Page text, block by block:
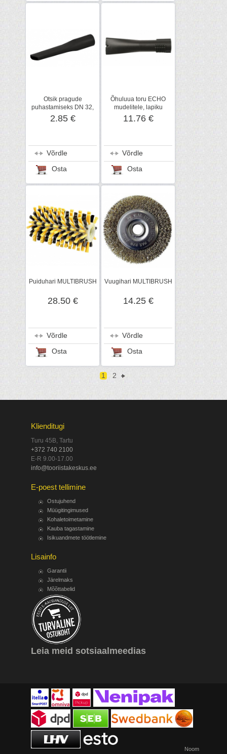
Otsik pragude
puhastamiseks DN 32,
Kärcher
2.85 €
Võrdle
Osta
Õhuluua toru ECHO
mudelitele, lapiku
otsaga
11.76 €
Võrdle
Osta
Puiduhari MULTIBRUSH
28.50 €
Võrdle
Osta
Vuugihari MULTIBRUSH
14.25 €
Võrdle
Osta
1 2
Klienditugi
Turu 45B, Tartu
+372 740 2100
E-R 9.00-17.00
info@tooriistakeskus.ee
E-poest tellimine
Ostujuhend
Müügitingimused
Kohaletoimetamine
Kauba tagastamine
Isikuandmete töötlemine
Lisainfo
Garantii
Järelmaks
Mõõttabelid
Leia meid sotsiaalmeedias
Noom